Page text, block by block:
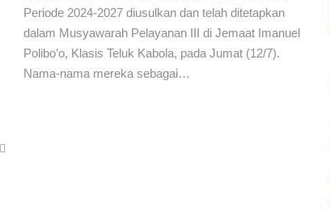
Periode 2024-2027 diusulkan dan telah ditetapkan
dalam Musyawarah Pelayanan III di Jemaat Imanuel
Polibo’o, Klasis Teluk Kabola, pada Jumat (12/7).
Nama-nama mereka sebagai…